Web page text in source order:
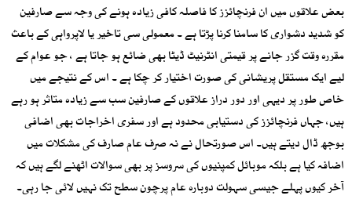
بعض علاقوں میں ان فرنچائزز کا فاصلہ کافی زیادہ ہونے کی وجہ سے صارفین
کو شدید دشواری کا سامنا کرنا پڑتا ہے ۔ معمولی سی تاخیر یا لاپرواہی کے باعث
مقررہ وقت گزر جانے پر قیمتی انٹرنیٹ ڈیٹا بھی ضائع ہو جاتا ہے ، جو عوام کے
لیے ایک مستقل پریشانی کی صورت اختیار کر چکا ہے ۔ اس کے نتیجے میں
خاص طور پر دیہی اور دور دراز علاقوں کے صارفین سب سے زیادہ متاثر ہو رہے
ہیں، جہاں فرنچائزز کی دستیابی محدود ہے اور سفری اخراجات بھی اضافی
بوجھ ڈال دیتے ہیں۔ اس صورتحال نے نہ صرف عام صارف کی مشکلات میں
اضافہ کیا ہے بلکہ موبائل کمپنیوں کی سروسز پر بھی سوالات اٹھنے لگے ہیں کہ
آخر کیوں پہلے جیسی سہولت دوبارہ عام پرچون سطح تک نہیں لائی جا رہی۔